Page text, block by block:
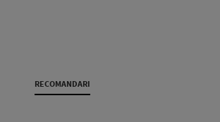
RECOMANDARI